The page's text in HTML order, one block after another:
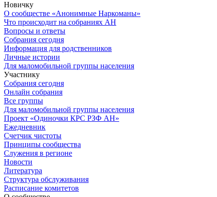
Новичку
О сообществе «Анонимные Наркоманы»
Что происходит на собраниях АН
Вопросы и ответы
Собрания сегодня
Информация для родственников
Личные истории
Для маломобильной группы населения
Участнику
Собрания сегодня
Онлайн собрания
Все группы
Для маломобильной группы населения
Проект «Одиночки КРС РЗФ АН»
Ежедневник
Счетчик чистоты
Принципы сообщества
Служения в регионе
Новости
Литература
Структура обслуживания
Расписание комитетов